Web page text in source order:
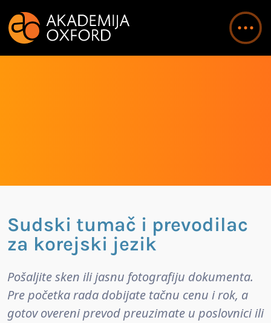
Sudski tumač i prevodilac
za korejski jezik
Pošaljite sken ili jasnu fotografiju dokumenta.
Pre početka rada dobijate tačnu cenu i rok, a
gotov overeni prevod preuzimate u poslovnici ili